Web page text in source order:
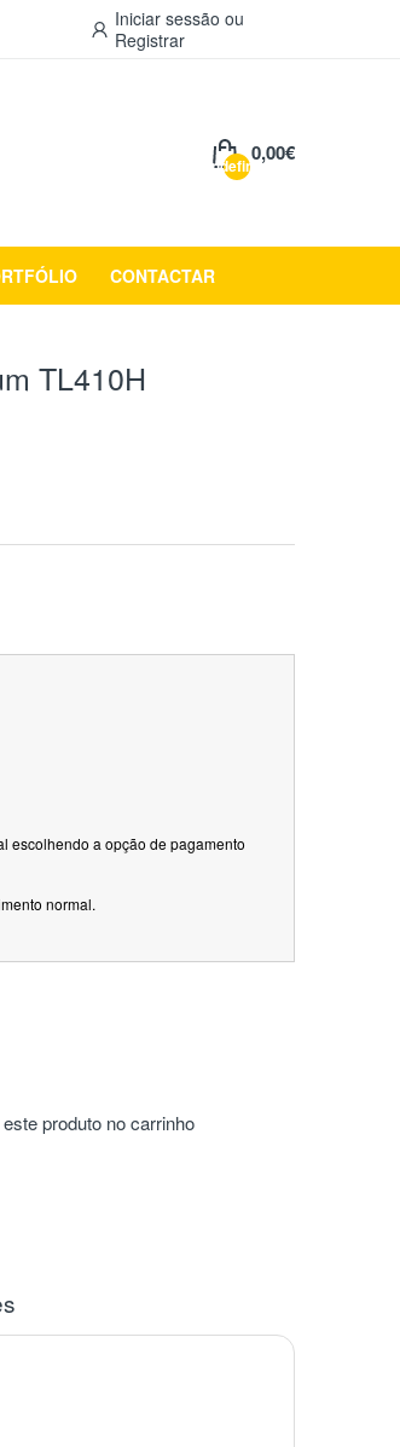
Iniciar sessãoou
Registrar
undefined0,00€
CONTACTAR
TL410H
escolhendo a opção de pagamento
normal.
produto no carrinho